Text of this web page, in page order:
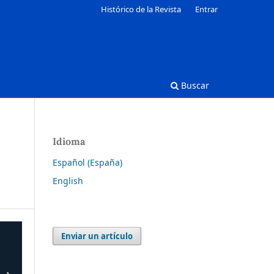
Buscar
Histórico de la Revista Entrar
Idioma
Español (España)
English
Enviar un artículo